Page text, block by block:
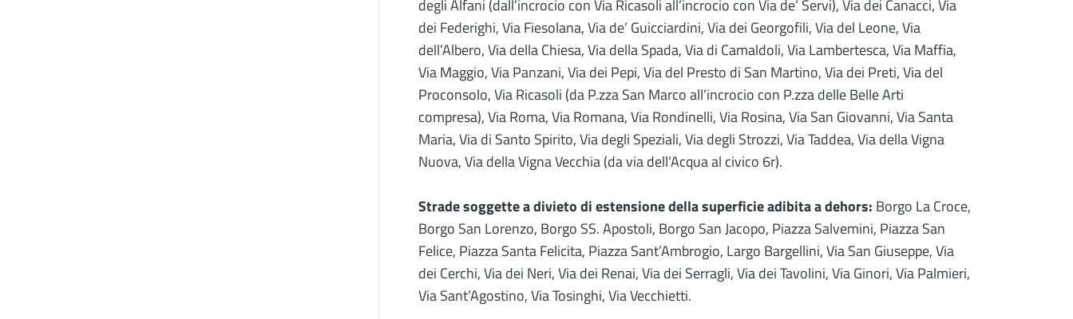
degli Alfani (dall’incrocio con Via Ricasoli all’incrocio con Via de’ Servi), Via dei Canacci, Via
dei Federighi, Via Fiesolana, Via de’ Guicciardini, Via dei Georgofili, Via del Leone, Via
dell’Albero, Via della Chiesa, Via della Spada, Via di Camaldoli, Via Lambertesca, Via Maffia,
Via Maggio, Via Panzani, Via dei Pepi, Via del Presto di San Martino, Via dei Preti, Via del
Proconsolo, Via Ricasoli (da P.zza San Marco all’incrocio con P.zza delle Belle Arti
compresa), Via Roma, Via Romana, Via Rondinelli, Via Rosina, Via San Giovanni, Via Santa
Maria, Via di Santo Spirito, Via degli Speziali, Via degli Strozzi, Via Taddea, Via della Vigna
Nuova, Via della Vigna Vecchia (da via dell’Acqua al civico 6r).
Strade soggette a divieto di estensione della superficie adibita a dehors: Borgo La Croce,
Borgo San Lorenzo, Borgo SS. Apostoli, Borgo San Jacopo, Piazza Salvemini, Piazza San
Felice, Piazza Santa Felicita, Piazza Sant’Ambrogio, Largo Bargellini, Via San Giuseppe, Via
dei Cerchi, Via dei Neri, Via dei Renai, Via dei Serragli, Via dei Tavolini, Via Ginori, Via Palmieri,
Via Sant’Agostino, Via Tosinghi, Via Vecchietti.